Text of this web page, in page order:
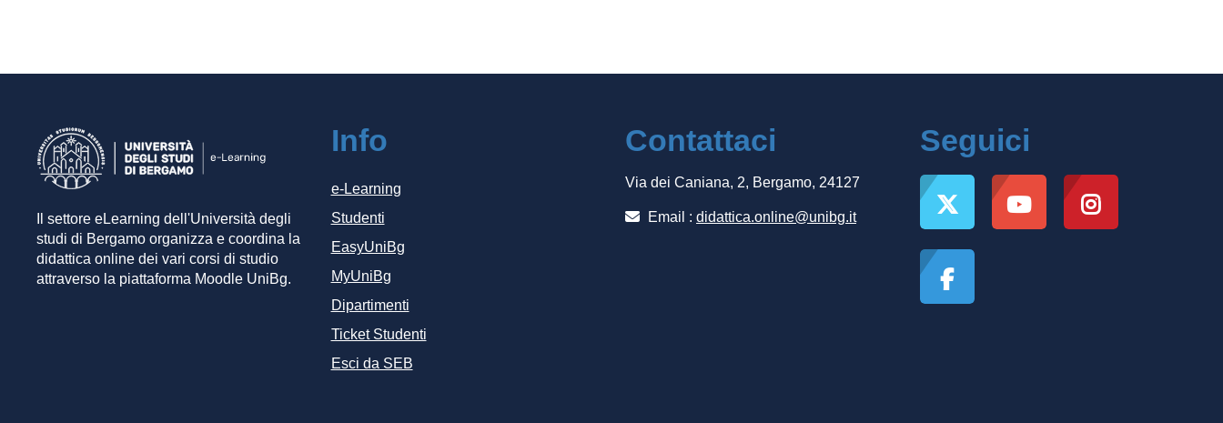
Il settore eLearning dell'Università degli
studi di Bergamo organizza e coordina la
didattica online dei vari corsi di studio
attraverso la piattaforma Moodle UniBg.
Info
e-Learning
Studenti
EasyUniBg
MyUniBg
Dipartimenti
Ticket Studenti
Esci da SEB
Contattaci
Via dei Caniana, 2, Bergamo, 24127
Email : didattica.online@unibg.it
Seguici